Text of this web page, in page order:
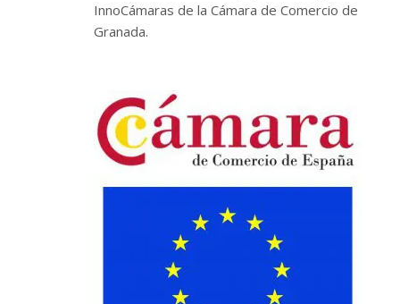
InnoCámaras de la Cámara de Comercio de
Granada.